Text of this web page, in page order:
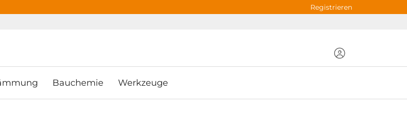
Registrieren
Bauchemie Werkzeuge